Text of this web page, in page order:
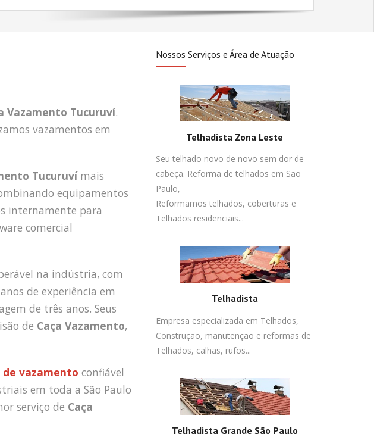
Vazamento Tucuruví.
vazamentos em
Tucuruvímais
equipamentos
internamente para
comercial
na indústria, com
de experiência em
de três anos. Seus
de Caça Vazamento,
vazamento confiável
em toda a São Paulo
serviço de Caça
Nossos Serviços e Área de Atuação
Telhadista Zona Leste
Seu telhado novo de novo sem dor de
cabeça. Reforma de telhados em São
Paulo,
Reformamos telhados, coberturas e
Telhados residenciais...
Telhadista
Empresa especializada em Telhados,
Construção, manutenção e reformas de
Telhados, calhas, rufos...
Telhadista Grande São Paulo